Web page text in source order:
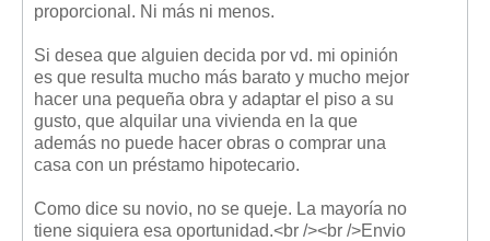
proporcional. Ni más ni menos.
Si desea que alguien decida por vd. mi opinión
es que resulta mucho más barato y mucho mejor
hacer una pequeña obra y adaptar el piso a su
gusto, que alquilar una vivienda en la que
además no puede hacer obras o comprar una
casa con un préstamo hipotecario.
Como dice su novio, no se queje. La mayoría no
tiene siquiera esa oportunidad.<br /><br />Envio